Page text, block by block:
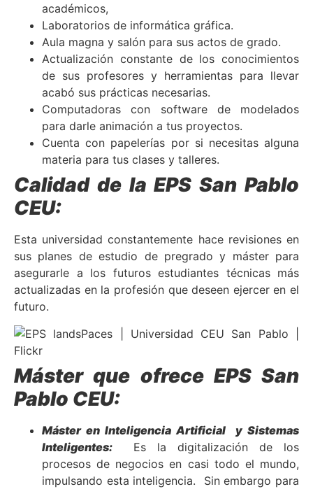
académicos,
Laboratorios de informática gráfica.
Aula magna y salón para sus actos de grado.
Actualización constante de los conocimientos
de sus profesores y herramientas para llevar
acabó sus prácticas necesarias.
Computadoras con software de modelados
para darle animación a tus proyectos.
Cuenta con papelerías por si necesitas alguna
materia para tus clases y talleres.
Calidad de la EPS San Pablo
CEU:
Esta universidad constantemente hace revisiones en
sus planes de estudio de pregrado y máster para
asegurarle a los futuros estudiantes técnicas más
actualizadas en la profesión que deseen ejercer en el
futuro.
Máster que ofrece EPS San
Pablo CEU:
Máster en Inteligencia Artificial y Sistemas
Inteligentes:
Es la digitalización de los
procesos de negocios en casi todo el mundo,
impulsando esta inteligencia. Sin embargo para